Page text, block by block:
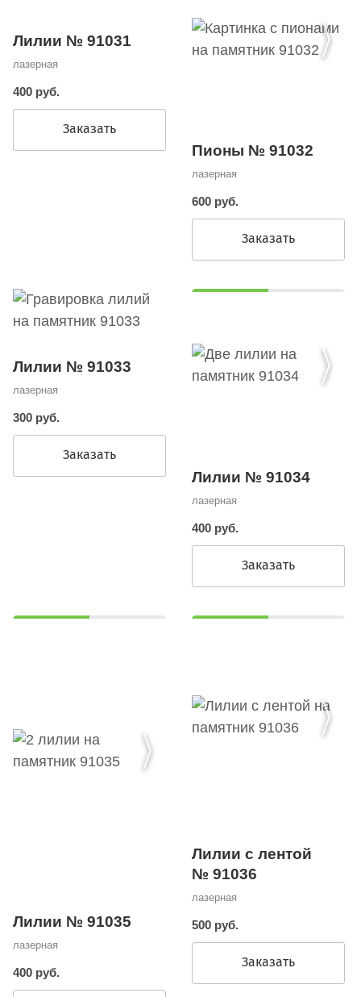
Лилии № 91031
лазерная
400 руб.
Заказать
Пионы № 91032
лазерная
600 руб.
Заказать
Лилии № 91033
лазерная
300 руб.
Заказать
Лилии № 91034
лазерная
400 руб.
Заказать
Лилии № 91035
лазерная
400 руб.
Лилии с лентой
№ 91036
лазерная
500 руб.
Заказать